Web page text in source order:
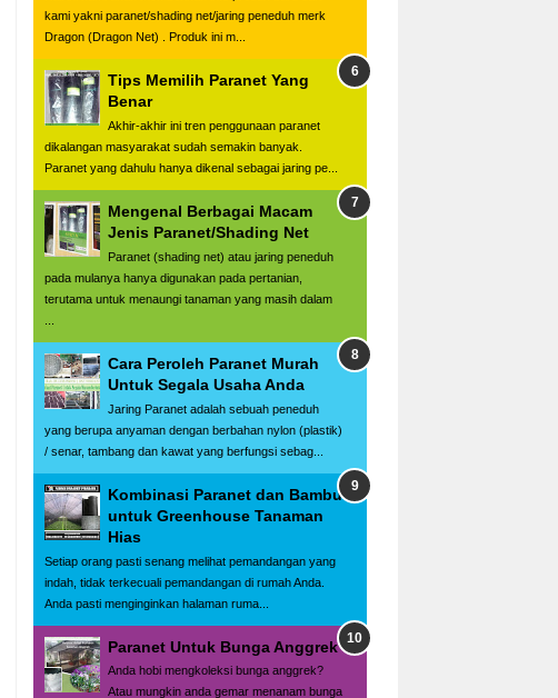
kami yakni paranet/shading net/jaring peneduh merk
Dragon (Dragon Net) . Produk ini m...
Tips Memilih Paranet Yang
Benar
Akhir-akhir ini tren penggunaan paranet
dikalangan masyarakat sudah semakin banyak.
Paranet yang dahulu hanya dikenal sebagai jaring pe...
Mengenal Berbagai Macam
Jenis Paranet/Shading Net
Paranet (shading net) atau jaring peneduh
pada mulanya hanya digunakan pada pertanian,
terutama untuk menaungi tanaman yang masih dalam
Cara Peroleh Paranet Murah
Untuk Segala Usaha Anda
Jaring Paranet adalah sebuah peneduh
yang berupa anyaman dengan berbahan nylon (plastik)
/ senar, tambang dan kawat yang berfungsi sebag...
Kombinasi Paranet dan Bambu
untuk Greenhouse Tanaman
Hias
Setiap orang pasti senang melihat pemandangan yang
indah, tidak terkecuali pemandangan di rumah Anda.
Anda pasti menginginkan halaman ruma...
Paranet Untuk Bunga Anggrek
Anda hobi mengkoleksi bunga anggrek?
Atau mungkin anda gemar menanam bunga